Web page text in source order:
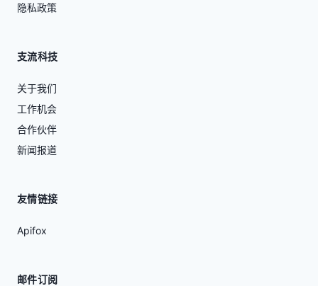
隐私政策
支流科技
关于我们
工作机会
合作伙伴
新闻报道
友情链接
Apifox
邮件订阅